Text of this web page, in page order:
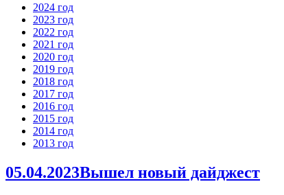
2024 год
2023 год
2022 год
2021 год
2020 год
2019 год
2018 год
2017 год
2016 год
2015 год
2014 год
2013 год
05.04.2023Вышел новый дайджест